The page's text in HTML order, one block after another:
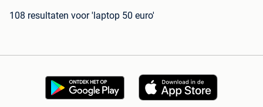
108 resultaten voor 'laptop 50 euro'